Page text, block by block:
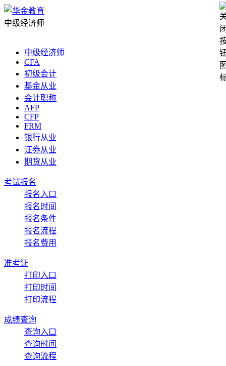
中级经济师
中级经济师
CFA
初级会计
基金从业
会计职称
AFP
CFP
FRM
银行从业
证券从业
期货从业
考试报名
报名入口
报名时间
报名条件
报名流程
报名费用
准考证
打印入口
打印时间
打印流程
成绩查询
查询入口
查询时间
查询流程